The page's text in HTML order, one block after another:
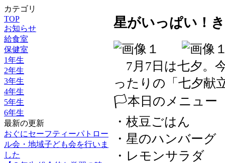
カテゴリ
TOP
お知らせ
給食室
保健室
1年生
2年生
3年生
4年生
5年生
6年生
最新の更新
おぐにセーフティーパトロー
ル会・地域子ども会を行いま
した
星がいっぱい！
7月7日は七夕。
ったりの「七夕献
🏳本日のメニュー
・枝豆ごはん
・星のハンバーグ
・レモンサラダ